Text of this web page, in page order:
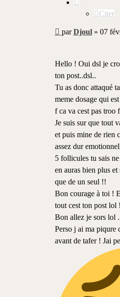
Citer
Message
parDjoul» 07
Hello ! Oui dsl je
ton post..dsl..
Tu as donc attaqué
meme dosage qui
f ca va cest pas troo
Je suis sur que tout
et puis mine de rien
assez dur
5 follicules tu sais
en auras bien plus
que de un seul !!
Bon courage à toi !
tout cest ton post lol !
Bon allez je sors lol
Perso j ai ma piqure
avant de tafer ! Jai